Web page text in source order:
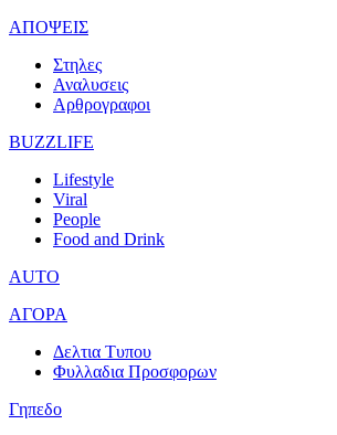
ΑΠΟΨΕΙΣ
Στηλες
Αναλυσεις
Αρθρογραφοι
BUZZLIFE
Lifestyle
Viral
People
Food and Drink
AUTO
ΑΓΟΡΑ
Δελτια Τυπου
Φυλλαδια Προσφορων
Γηπεδο